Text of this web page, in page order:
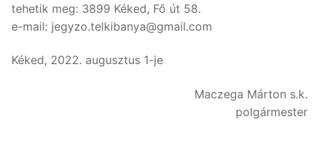
tehetik meg: 3899 Kéked, Fő út 58.
e-mail: jegyzo.telkibanya@gmail.com
Kéked, 2022. augusztus 1-je
Maczega Márton s.k.
polgármester